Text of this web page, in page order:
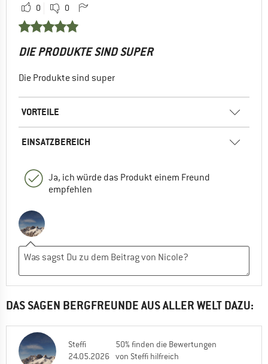
0 0
DIE PRODUKTE SIND SUPER
Die Produkte sind super
VORTEILE
EINSATZBEREICH
Ja, ich würde das Produkt einem Freund
empfehlen
DAS SAGEN BERGFREUNDE AUS ALLER WELT DAZU:
Steffi
24.05.2026
50% finden die Bewertungen
von Steffi hilfreich